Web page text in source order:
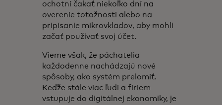
ochotní čakať niekoľko dní na
overenie totožnosti alebo na
pripísanie mikrovkladov, aby mohli
začať používať svoj účet.
Vieme však, že páchatelia
každodenne nachádzajú nové
spôsoby, ako systém prelomiť.
Keďže stále viac ľudí a firiem
vstupuje do digitálnej ekonomiky, je